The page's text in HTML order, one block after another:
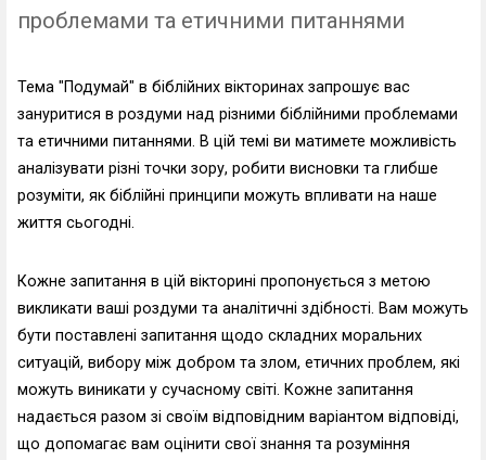
проблемами та етичними питаннями
Тема "Подумай" в біблійних вікторинах запрошує вас
зануритися в роздуми над різними біблійними проблемами
та етичними питаннями. В цій темі ви матимете можливість
аналізувати різні точки зору, робити висновки та глибше
розуміти, як біблійні принципи можуть впливати на наше
життя сьогодні.
Кожне запитання в цій вікторині пропонується з метою
викликати ваші роздуми та аналітичні здібності. Вам можуть
бути поставлені запитання щодо складних моральних
ситуацій, вибору між добром та злом, етичних проблем, які
можуть виникати у сучасному світі. Кожне запитання
надається разом зі своїм відповідним варіантом відповіді,
що допомагає вам оцінити свої знання та розуміння